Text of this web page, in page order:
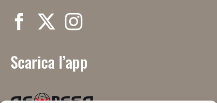
Scarica l’app